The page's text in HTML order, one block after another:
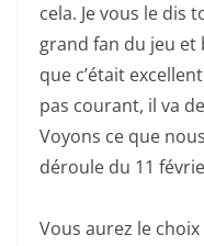
cela. Je vous le dis
grand fan du jeu et
que c’était
pas courant, il va
Voyons ce que
déroule du 11
Vous aurez le